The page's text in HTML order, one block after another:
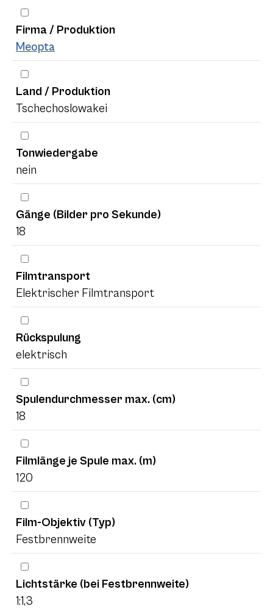
Firma / Produktion
Meopta
Land / Produktion
Tschechoslowakei
Tonwiedergabe
nein
Gänge (Bilder pro Sekunde)
18
Filmtransport
Elektrischer Filmtransport
Rückspulung
elektrisch
Spulendurchmesser max. (cm)
18
Filmlänge je Spule max. (m)
120
Film-Objektiv (Typ)
Festbrennweite
Lichtstärke (bei Festbrennweite)
1:1,3